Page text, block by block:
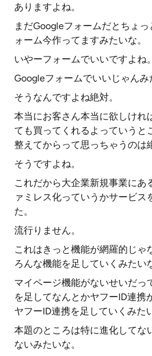
ありますよね。
まだGoogleフォームだとちょ
ォーム今作ってますみたいな。
いやーフォームでいいですよね。
Googleフォームでいいじゃんみ
そうなんですよね絶対。
本当にお客さん本当に欲しけれ
ても買ってくれるよっていうと
整えてからって思っちゃうのは
そうですよね。
これだから大企業新規事業にあ
ァミレス化っていうかサービス
た。
流行りません。
これはきっと機能が網羅的じゃ
ろんな機能を足していくみたい
マイページ機能がないせいだっ
を足してなんとかヤフーID連携
ヤフーID連携を足していくみた
本題のところは特に進化してな
ないみたいな。